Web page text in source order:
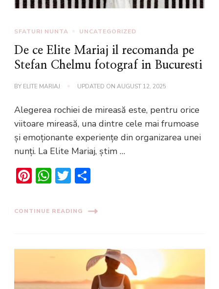
SFATURI NUNTA UNCATEGORIZED
De ce Elite Mariaj il recomanda pe
Stefan Chelmu fotograf in Bucuresti
BY ELITE MARIAJ UPDATED ON AUGUST 12, 2025
Alegerea rochiei de mireasă este, pentru orice
viitoare mireasă, una dintre cele mai frumoase
și emoționante experiențe din organizarea unei
nunți. La Elite Mariaj, știm …
Pinterest
WhatsApp
Twitter
CONTINUE READING